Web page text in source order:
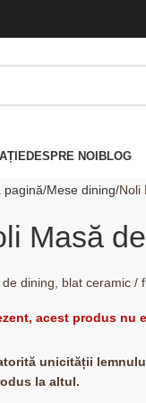
DESPRE NOIBLOG
pagină Mese dining Noli
Masă
de dining, blat ceramic /
acest produs nu
unicității
la altul.